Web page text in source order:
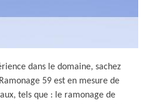
dans le domaine, sachez
59 est en mesure de
tels que : le ramonage de